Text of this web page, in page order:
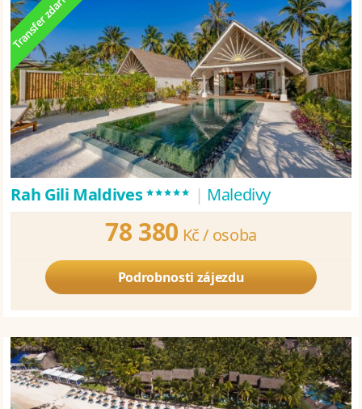
Rah Gili Maldives***** | Maledivy
78 380 Kč / osoba
Podrobnosti zájezdu